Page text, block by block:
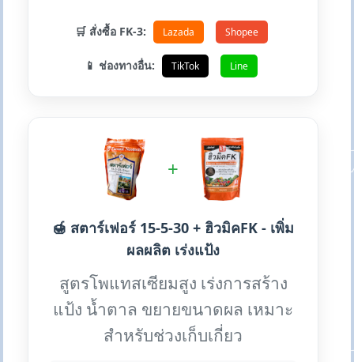
🛒 สั่งซื้อ FK-3: Lazada Shopee
📱 ช่องทางอื่น: TikTok Line
+
🍯 สตาร์เฟอร์ 15-5-30 + ฮิวมิคFK - เพิ่ม
ผลผลิต เร่งแป้ง
สูตรโพแทสเซียมสูง เร่งการสร้าง
แป้ง น้ำตาล ขยายขนาดผล เหมาะ
สำหรับช่วงเก็บเกี่ยว